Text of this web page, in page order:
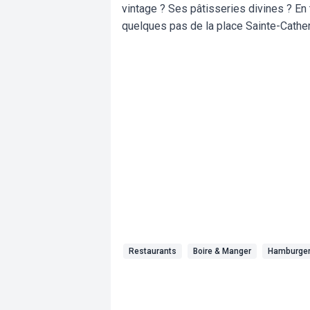
vintage ? Ses pâtisseries divines ?
quelques pas de la place Sainte-
Restaurants Boire & Manger Hamburger